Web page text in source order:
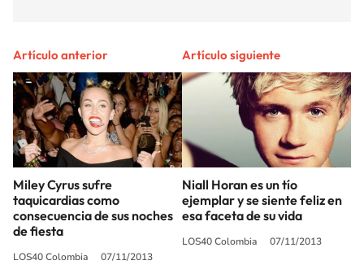
Artículo anterior
Miley Cyrus sufre
taquicardias como
consecuencia de sus noches
de fiesta
LOS40 Colombia 07/11/2013
Artículo siguiente
Niall Horan es un tío
ejemplar y se siente feliz en
esa faceta de su vida
LOS40 Colombia 07/11/2013